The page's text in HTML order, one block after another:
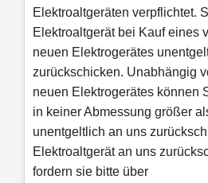
Elektroaltgeräten verpflichtet.
Elektroaltgerät bei Kauf eines
neuen Elektrogerätes
zurückschicken. Unabhängig
neuen Elektrogerätes können
in keiner Abmessung größer
unentgeltlich an uns
Elektroaltgerät an uns
fordern sie bitte über